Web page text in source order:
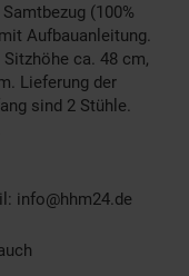
(100%
Aufbauanleitung.
ca. 48 cm,
Lieferung der
sind 2 Stühle.
info@hhm24.de